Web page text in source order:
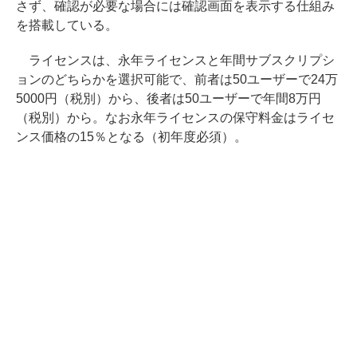
さず、確認が必要な場合には確認画面を表示する仕組み
を搭載している。
ライセンスは、永年ライセンスと年間サブスクリプシ
ョンのどちらかを選択可能で、前者は50ユーザーで24万
5000円（税別）から、後者は50ユーザーで年間8万円
（税別）から。なお永年ライセンスの保守料金はライセ
ンス価格の15％となる（初年度必須）。